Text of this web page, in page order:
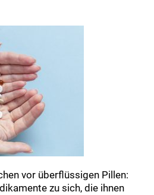
vor überflüssigen Pillen:
zu sich, die ihnen